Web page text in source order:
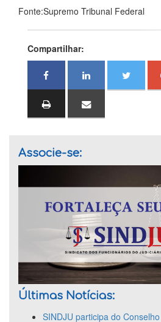
Fonte:Supremo Tribunal Federal
Compartilhar:
Associe-se:
Últimas Notícias:
SINDJU participa do